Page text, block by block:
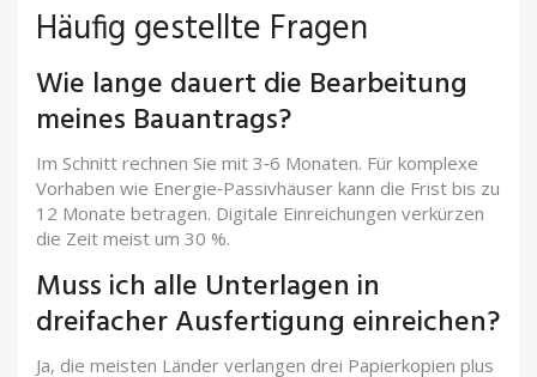
Häufig gestellte Fragen
Wie lange dauert die Bearbeitung
meines Bauantrags?
Im Schnitt rechnen Sie mit 3‑6 Monaten. Für komplexe
Vorhaben wie Energie‑Passivhäuser kann die Frist bis zu
12 Monate betragen. Digitale Einreichungen verkürzen
die Zeit meist um 30 %.
Muss ich alle Unterlagen in
dreifacher Ausfertigung einreichen?
Ja, die meisten Länder verlangen drei Papierkopien plus